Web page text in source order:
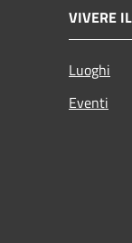
VIVERE
Luoghi
Eventi